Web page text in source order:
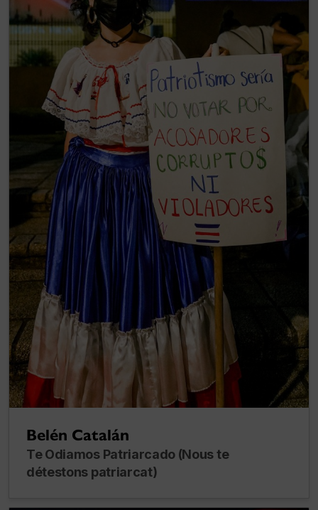
Belén Catalán
Te Odiamos Patriarcado (Nous te
détestons patriarcat)